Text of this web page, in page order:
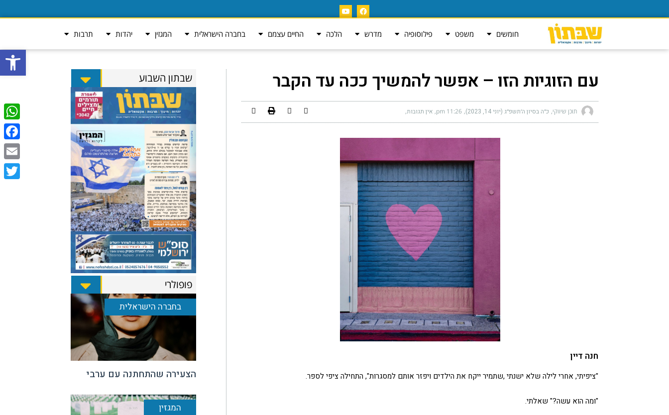
פתח
חומשים משפט פילוסופיה מדרש הלכה החיים עצמם בחברה הישראלית המגזין יהדות תרבות
עם הזוגיות הזו – אפשר להמשיך ככה עד הקבר
תוכן שיווקי כ״ה בסיון ה׳תשפ״ג (יוני 14, 2023) 11:26 pm אין תגובות
חנה דיין
"ציפיתי, אחרי לילה שלא ישנתי ,שתמיר ייקח את הילדים ויפזר אותם למסגרות", התחילה ציפי לספר.
"ומה הוא עשה?" שאלתי.
שבתון השבוע
פופולרי
בחברה הישראלית
הצעירה שהתחתנה עם ערבי
המגזין
Email